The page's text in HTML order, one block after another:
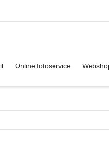
Online fotoservice